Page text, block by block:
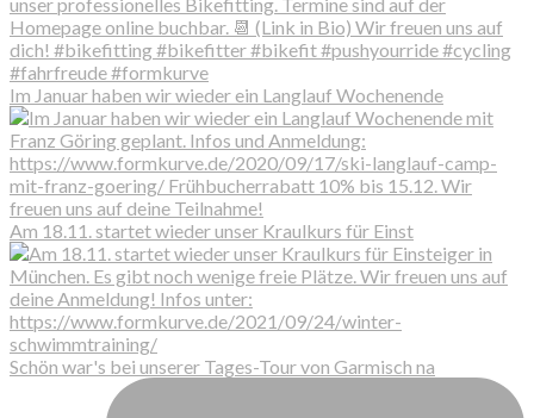
Im Januar haben wir wieder ein Langlauf Wochenende
Am 18.11. startet wieder unser Kraulkurs für Einst
Schön war's bei unserer Tages-Tour von Garmisch na